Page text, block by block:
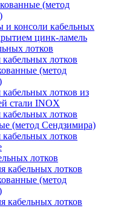
(метод
консоли кабельных
цинк-ламель
лотков
лотков
(метод
лотков из
стали INOX
лотков
(метод Сендзимира)
лотков
лотков
кабельных лотков
(метод
кабельных лотков